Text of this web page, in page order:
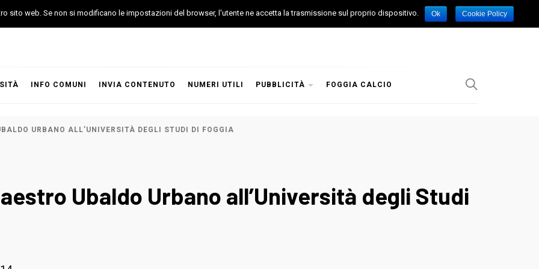
INFO COMUNI INVIA CONTENUTO NUMERI UTILI PUBBLICITÀ FOGGIA CALCIO
URBANO ALL’UNIVERSITÀ DEGLI STUDI DI FOGGIA
Ubaldo Urbano all’Università degli Studi
sito web. Se non si modificano le impostazioni del browser, l'utente ne accetta la trasmissione sul proprio dispositivo. Ok Cookie Policy